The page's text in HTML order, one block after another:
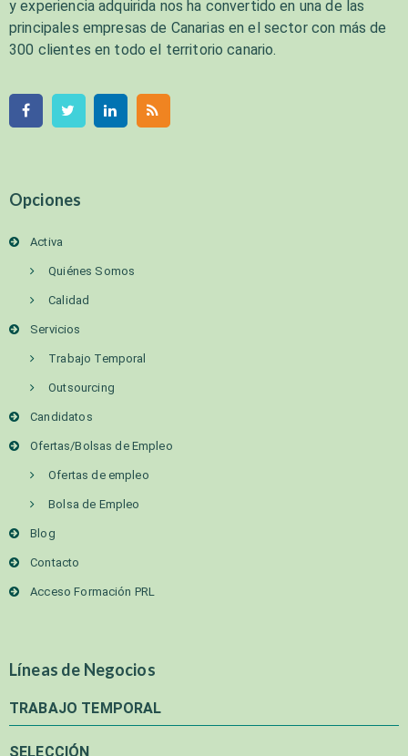
y experiencia adquirida nos ha convertido en una de las
principales empresas de Canarias en el sector con más de
300 clientes en todo el territorio canario.
Opciones
Activa
Quiénes Somos
Calidad
Servicios
Trabajo Temporal
Outsourcing
Candidatos
Ofertas/Bolsas de Empleo
Ofertas de empleo
Bolsa de Empleo
Blog
Contacto
Acceso Formación PRL
Líneas de Negocios
TRABAJO TEMPORAL
SELECCIÓN